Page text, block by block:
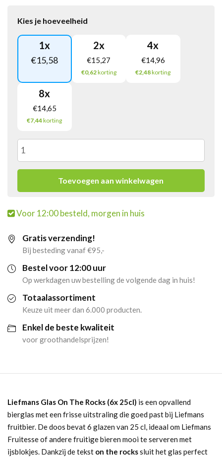
Kies je hoeveelheid
1x
€15,58
2x
€15,27
€0,62korting
4x
€14,96
€2,48korting
8x
€14,65
€7,44korting
Liefmans
Glas
The
Rocks
(6x
25cl)
aantal
Toevoegen aan winkelwagen
Voor 12:00 besteld, morgen in huis
Gratis verzending!
Bij besteding vanaf €95,-
Bestel voor 12:00 uur
Op werkdagen uw bestelling de volgende dag in huis!
Totaalassortiment
Keuze uit meer dan 6.000 producten.
Enkel de beste kwaliteit
voor groothandelsprijzen!
Liefmans Glas On The Rocks (6x 25cl) is een opvallend
bierglas met een frisse uitstraling die goed past bij Liefmans
fruitbier. De doos bevat 6 glazen van 25 cl, ideaal om Liefmans
Fruitesse of andere fruitige bieren mooi te serveren met
ijsblokjes. Dankzij de tekst on the rockssluit het glas perfect